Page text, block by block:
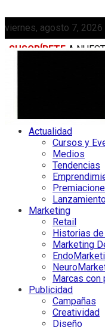
viernes, agosto 7, 2026
SUSCRÍBETE A
Actualidad
Cursos y
Medios
Tendencias
Marketing
Retail
Historias
Marketing
Marcas con
Publicidad
Campañas
Creatividad
Diseño